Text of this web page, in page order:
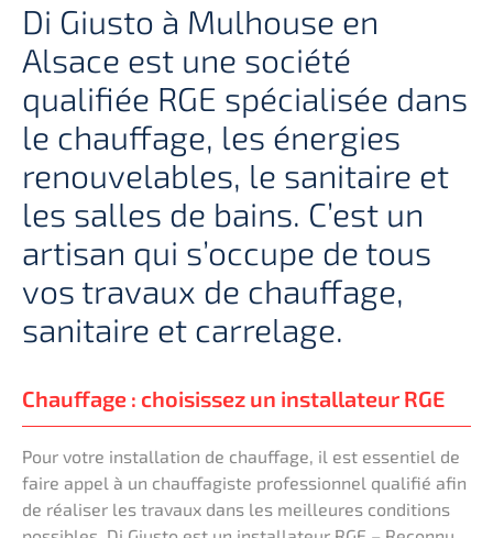
Di Giusto à Mulhouse en
Alsace est une société
qualifiée RGE spécialisée dans
le chauffage, les énergies
renouvelables, le sanitaire et
les salles de bains. C’est un
artisan qui s’occupe de tous
vos travaux de chauffage,
sanitaire et carrelage.
Chauffage : choisissez un installateur RGE
Pour votre installation de chauffage, il est essentiel de
faire appel à un chauffagiste professionnel qualifié afin
de réaliser les travaux dans les meilleures conditions